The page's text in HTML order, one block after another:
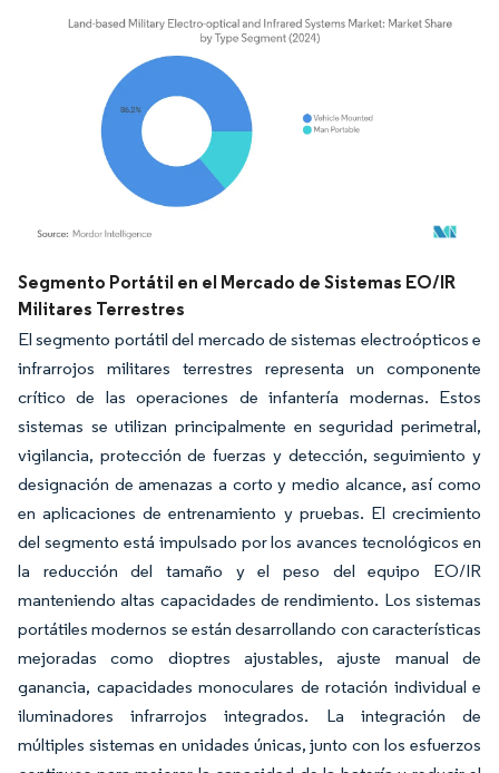
Imagen © Mordor Intelligence. El uso requiere atribución según CC BY 4.0.
Segmento Portátil en el Mercado de Sistemas EO/IR
Militares Terrestres
El segmento portátil del mercado de sistemas electroópticos e
infrarrojos militares terrestres representa un componente
crítico de las operaciones de infantería modernas. Estos
sistemas se utilizan principalmente en seguridad perimetral,
vigilancia, protección de fuerzas y detección, seguimiento y
designación de amenazas a corto y medio alcance, así como
en aplicaciones de entrenamiento y pruebas. El crecimiento
del segmento está impulsado por los avances tecnológicos en
la reducción del tamaño y el peso del equipo EO/IR
manteniendo altas capacidades de rendimiento. Los sistemas
portátiles modernos se están desarrollando con características
mejoradas como dioptres ajustables, ajuste manual de
ganancia, capacidades monoculares de rotación individual e
iluminadores infrarrojos integrados. La integración de
múltiples sistemas en unidades únicas, junto con los esfuerzos